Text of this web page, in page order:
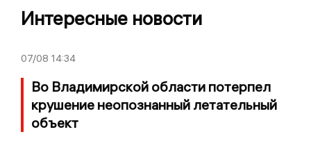
Интересные новости
07/08 14:34
Во Владимирской области потерпел
крушение неопознанный летательный
объект